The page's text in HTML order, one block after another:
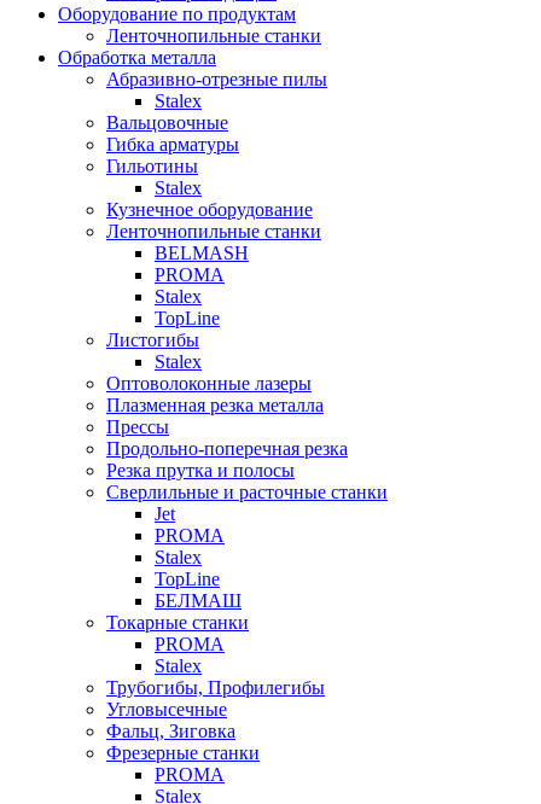
Оборудование по продуктам
Ленточнопильные станки
Обработка металла
Абразивно-отрезные пилы
Stalex
Вальцовочные
Гибка арматуры
Гильотины
Stalex
Кузнечное оборудование
Ленточнопильные станки
BELMASH
PROMA
Stalex
TopLine
Листогибы
Stalex
Оптоволоконные лазеры
Плазменная резка металла
Прессы
Продольно-поперечная резка
Резка прутка и полосы
Сверлильные и расточные станки
Jet
PROMA
Stalex
TopLine
БЕЛМАШ
Токарные станки
PROMA
Stalex
Трубогибы, Профилегибы
Угловысечные
Фальц, Зиговка
Фрезерные станки
PROMA
Stalex